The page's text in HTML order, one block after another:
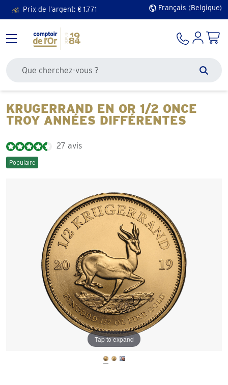
Français (Belgique)
KRUGERRAND EN OR 1/2 ONCE
TROY ANNÉES DIFFÉRENTES
27 avis
Populaire
Tap to expand